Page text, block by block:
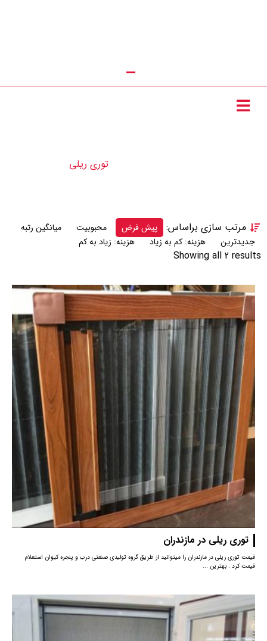
توری ریلی
Showing all 2 results
مرتب سازی براساس: پیش فرض محبوبیت
میانگین رتبه
جدیدترین
هزینه: کم به زیاد هزینه: زیاد به کم
توری ریلی در مازندران
قیمت توری ریلی در مازندران را میتوانید از طریق گروه تولیدی صنعتی درب و پنجره کیوان استعلام
قیمت کرد . بهترین ...